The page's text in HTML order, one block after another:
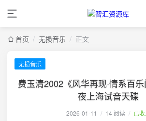
首页 / 无损音乐 / 正文
无损音乐
费玉清2002《风华再现·情系百
夜上海试音天碟
2026-01-11 / 14 阅读 / 已